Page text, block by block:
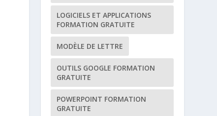
LOGICIELS ET APPLICATIONS
FORMATION GRATUITE
MODÈLE DE LETTRE
OUTILS GOOGLE FORMATION
GRATUITE
POWERPOINT FORMATION
GRATUITE